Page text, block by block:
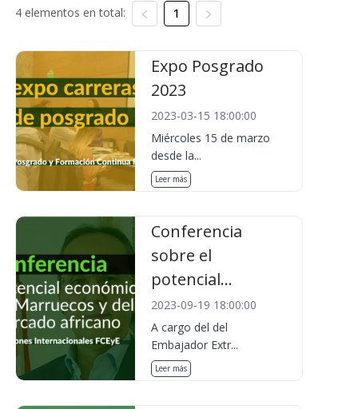
4 elementos en total: 1
Expo Posgrado
2023
2023-03-15 18:00:00
Miércoles 15 de marzo
desde la...
Leer más
Conferencia
sobre el
potencial...
2023-09-19 18:00:00
A cargo del del
Embajador Extr...
Leer más